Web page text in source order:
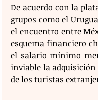
De acuerdo con la
grupos como el
el encuentro entre
esquema financiero
el salario mínimo
inviable la
de los turistas